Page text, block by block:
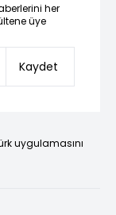
her
üye
Kaydet
uygulamasını